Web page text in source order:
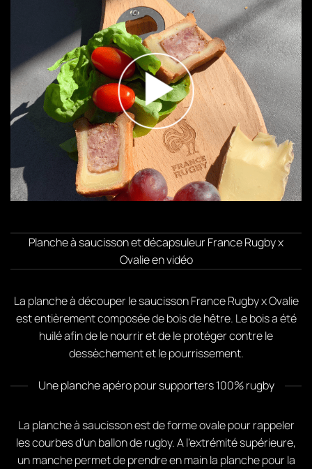
Planche à saucisson et décapsuleur France Rugby x
Ovalie en vidéo
La planche à découper le saucisson France Rugby x Ovalie
est entièrement composée de bois de hêtre. Le bois a été
huilé afin de le nourrir et de le protéger contre le
dessèchement et le pourrissement.
Une planche apéro pour supporters 100% rugby
La planche à saucisson est de forme ovale pour rappeler
les courbes d'un ballon de rugby. A l'extrémité supérieure,
un manche permet de prendre en main la planche pour la